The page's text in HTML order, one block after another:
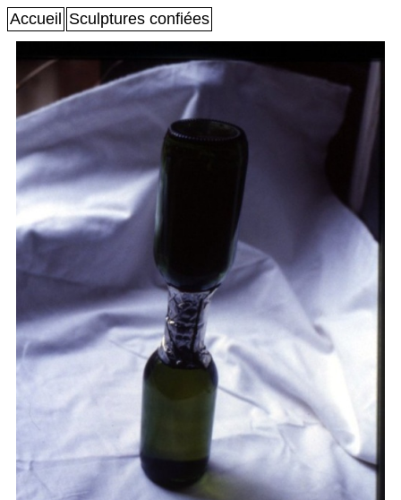
Accueil Sculptures confiées